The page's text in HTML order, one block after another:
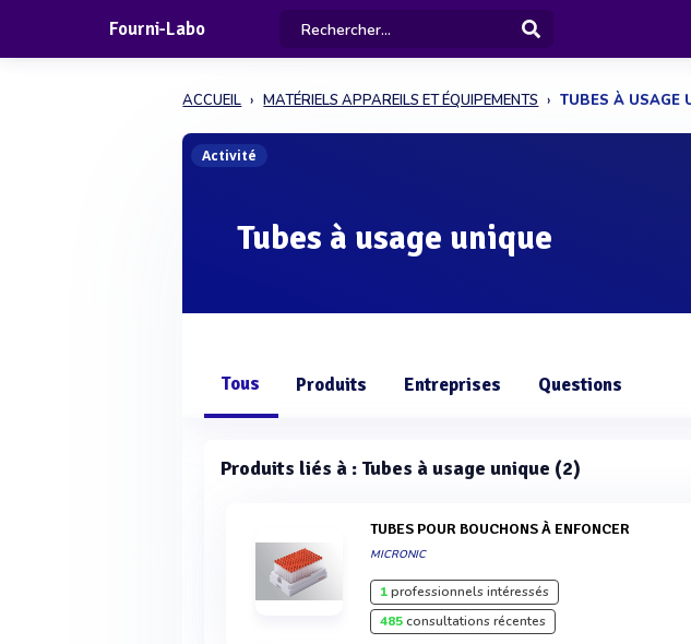
Fourni-Labo
ACCUEIL MATÉRIELS APPAREILS ET ÉQUIPEMENTS TUBES À USAGE
Activité
Tubes à usage unique
Tous Produits Entreprises Questions
Produits liés à : Tubes à usage unique (2)
TUBES POUR BOUCHONS À ENFONCER
MICRONIC
1professionnels intéressés
485consultations récentes